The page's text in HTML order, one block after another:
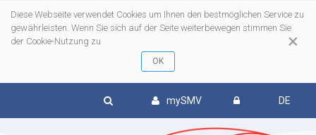
×
Diese Webseite verwendet Cookies um Ihnen den bestmöglichen Service zu
gewährleisten. Wenn Sie sich auf der Seite weiterbewegen stimmen Sie
der Cookie-Nutzung zu
mySMV DE